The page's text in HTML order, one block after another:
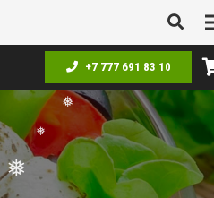
❅
❅
+7 777 691 83 10